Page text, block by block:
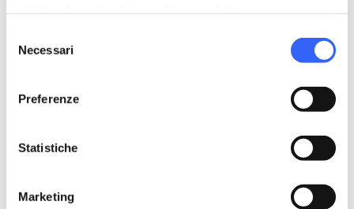
delNecessari
Preferenze
Statistiche
Marketing